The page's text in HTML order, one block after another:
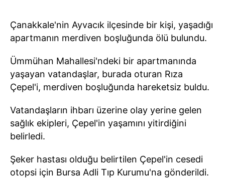
Çanakkale'nin Ayvacık ilçesinde bir kişi, yaşadığı
apartmanın merdiven boşluğunda ölü bulundu.
Ümmühan Mahallesi'ndeki bir apartmanında
yaşayan vatandaşlar, burada oturan Rıza
Çepel'i, merdiven boşluğunda hareketsiz buldu.
Vatandaşların ihbarı üzerine olay yerine gelen
sağlık ekipleri, Çepel'in yaşamını yitirdiğini
belirledi.
Şeker hastası olduğu belirtilen Çepel'in cesedi
otopsi için Bursa Adli Tıp Kurumu'na gönderildi.